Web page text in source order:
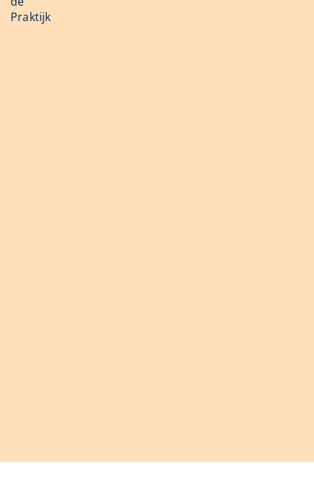
Praktijk